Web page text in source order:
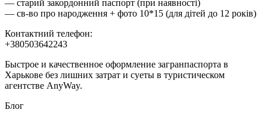
— старий закордонний паспорт (при наявності)
— св-во про народження + фото 10*15 (для дітей до 12 років)
Контактний телефон:
+380503642243
Быстрое и качественное оформление загранпаспорта в
Харькове без лишних затрат и суеты в туристическом
агентстве AnyWay.
Блог